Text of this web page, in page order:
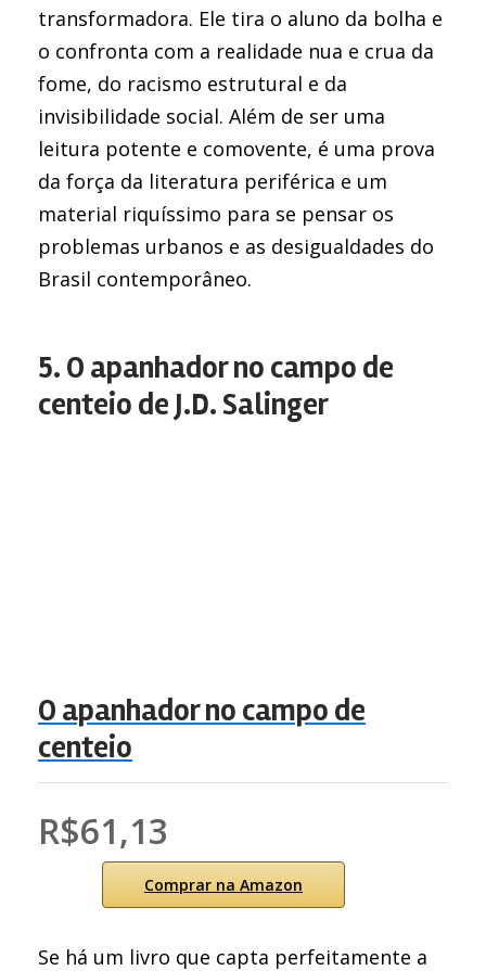
transformadora. Ele tira o aluno da bolha e
o confronta com a realidade nua e crua da
fome, do racismo estrutural e da
invisibilidade social. Além de ser uma
leitura potente e comovente, é uma prova
da força da literatura periférica e um
material riquíssimo para se pensar os
problemas urbanos e as desigualdades do
Brasil contemporâneo.
5. O apanhador no campo de
centeio de J.D. Salinger
O apanhador no campo de
centeio
R$61,13
Comprar na Amazon
Se há um livro que capta perfeitamente a